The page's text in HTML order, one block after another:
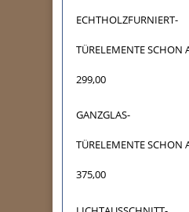
ECHTHOLZFURNIERT-
TÜRELEMENTE SCHON
299,00
GANZGLAS-
TÜRELEMENTE SCHON
375,00